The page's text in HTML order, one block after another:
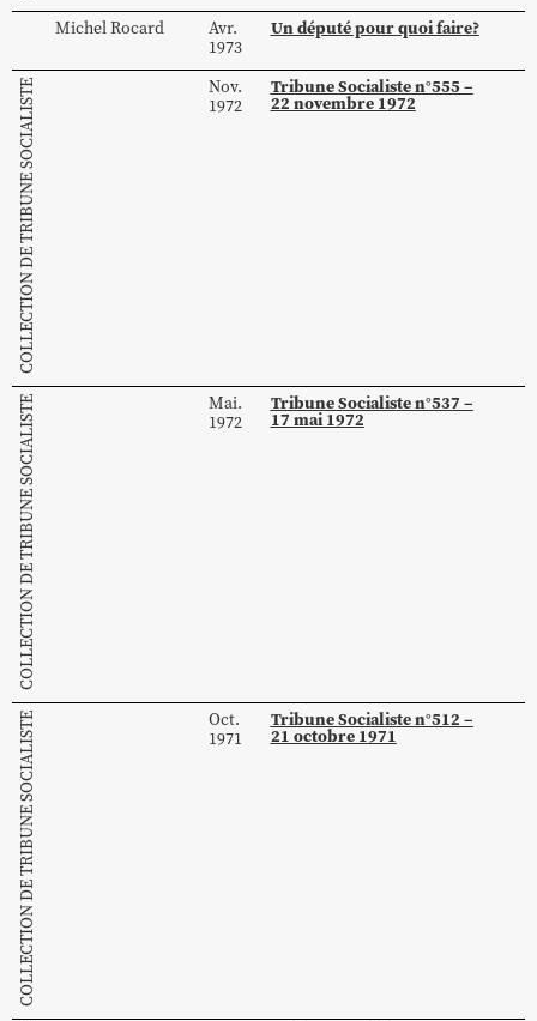
MichelRocard
Avr.
1973
Un député pour quoi faire?
COLLECTION DE TRIBUNE SOCIALISTE
Nov.
1972
Tribune Socialiste n°555 –
22 novembre 1972
COLLECTION DE TRIBUNE SOCIALISTE
Mai.
1972
Tribune Socialiste n°537 –
17 mai 1972
COLLECTION DE TRIBUNE SOCIALISTE
Oct.
1971
Tribune Socialiste n°512 –
21 octobre 1971